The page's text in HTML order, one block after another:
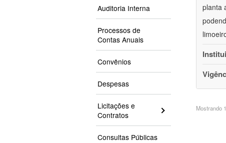
Auditoria Interna
Processos de
Contas Anuais
Convênios
Despesas
Licitações e
Contratos
Consultas Públicas
planta
Mostrando